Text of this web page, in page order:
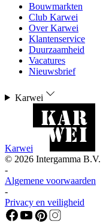
Bouwmarkten
Club Karwei
Over Karwei
Klantenservice
Duurzaamheid
Vacatures
Nieuwsbrief
Karwei
Karwei
© 2026 Intergamma B.V.
-
Algemene voorwaarden
-
Privacy en veiligheid